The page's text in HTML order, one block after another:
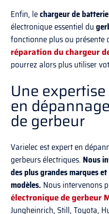
Enfin, lechargeur de batterie
électronique essentiel du
fonctionne plus ou présente
réparation du chargeur
pourrez alors plus utiliser
Une
en
de gerbeur
Varielec est expert en
gerbeurs électriques. Nous
des plus grandes marques
modèles. Nous intervenons
électronique de gerbeur
Jungheinrich, Still, Toyota,